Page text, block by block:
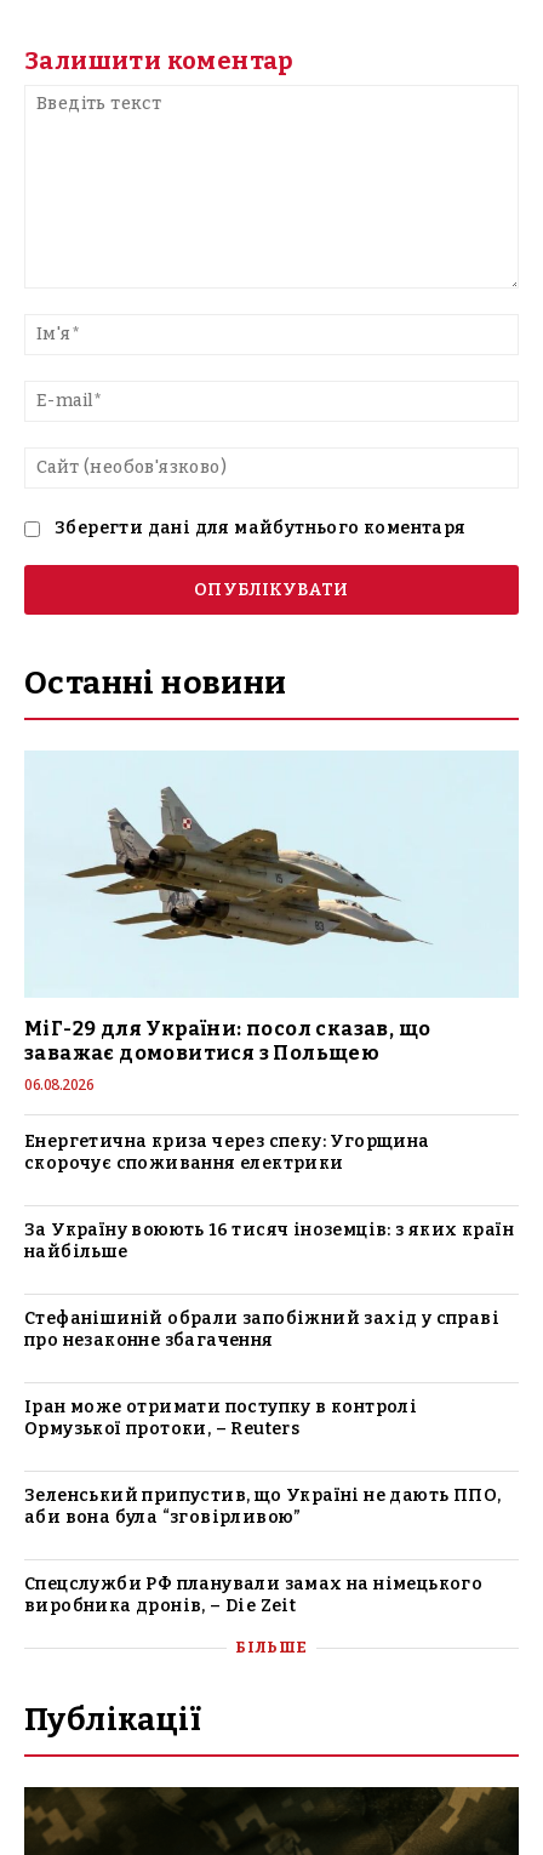
Залишити коментар
текст
Зберегти дані для майбутнього коментаря
Останні новини
МіГ-29 для України: посол сказав, що
заважає домовитися з Польщею
06.08.2026
Енергетична криза через спеку: Угорщина
скорочує споживання електрики
За Україну воюють 16 тисяч іноземців: з яких країн
найбільше
Стефанішиній обрали запобіжний захід у справі
про незаконне збагачення
Іран може отримати поступку в контролі
Ормузької протоки, – Reuters
Зеленський припустив, що Україні не дають ППО,
аби вона була “зговірливою”
Спецслужби РФ планували замах на німецького
виробника дронів, – Die Zeit
БІЛЬШЕ
Публікації